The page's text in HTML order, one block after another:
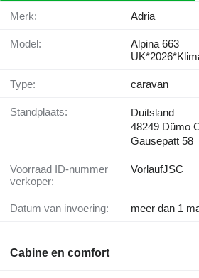
Merk: Adria
Model:
Alpina 663
Type: caravan
Standplaats:
Duitsland
48249 Dümo
Gausepatt 58
Voorraad ID-nummer
verkoper:
VorlaufJSC
Datum van invoering: meer dan 1
Cabine en comfort